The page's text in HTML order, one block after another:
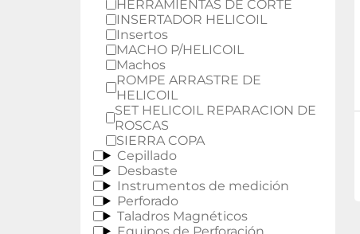
HERRAMIENTAS DE CORTE
INSERTADOR HELICOIL
Insertos
MACHO P/HELICOIL
Machos
ROMPE ARRASTRE DE
HELICOIL
SET HELICOIL REPARACION DE
ROSCAS
SIERRA COPA
Cepillado
Desbaste
Instrumentos de medición
Perforado
Taladros Magnéticos